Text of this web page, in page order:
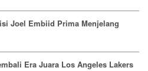
Joel Embiid Prima Menjelang
Era Juara Los Angeles Lakers